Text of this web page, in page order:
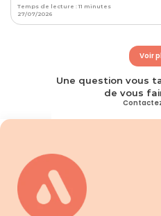
Temps de lecture : 11 minutes
27/07/2026
Voir
Une question vous
de vous